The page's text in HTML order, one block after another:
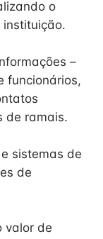
o
–
funcionários,
de ramais.
sistemas de
de
valor de